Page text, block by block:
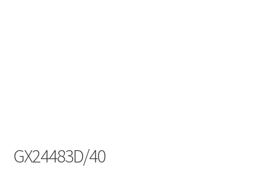
GX24483D/40